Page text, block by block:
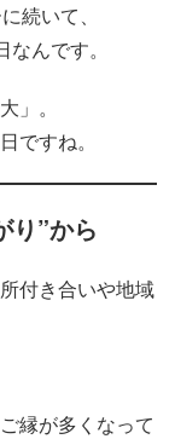
続いて、
んです。
」。
ですね。
り”から
付き合いや地域
縁が多くなって